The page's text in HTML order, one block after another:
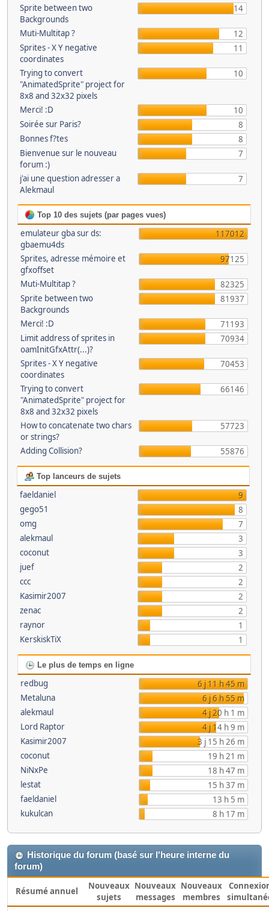
Sprite between two
Backgrounds
14
Muti-Multitap ?
12
Sprites - X Y negative
coordinates
11
Trying to convert
"AnimatedSprite" project for
8x8 and 32x32 pixels
10
Merci! :D
10
Soirée sur Paris?
8
Bonnes f?tes
8
Bienvenue sur le nouveau
forum :)
7
j'ai une question adresser a
Alekmaul
7
Top 10 des sujets (par pages vues)
emulateur gba sur ds:
gbaemu4ds
117012
Sprites, adresse mémoire et
gfxoffset
97125
Muti-Multitap ?
82325
Sprite between two
Backgrounds
81937
Merci! :D
71193
Limit address of sprites in
oamInitGfxAttr(...)?
70934
Sprites - X Y negative
coordinates
70453
Trying to convert
"AnimatedSprite" project for
8x8 and 32x32 pixels
66146
How to concatenate two chars
or strings?
57723
Adding Collision? 55876
Top lanceurs de sujets
faeldaniel
9
gego51
8
omg
7
alekmaul
3
coconut
3
juef
2
ccc
2
Kasimir2007
2
zenac
2
raynor
1
KerskiskTiX
1
Le plus de temps en ligne
redbug
6 j 11 h 45 m
Metaluna
6 j 6 h 55 m
alekmaul
4 j 20 h 1 m
Lord Raptor
4 j 14 h 9 m
Kasimir2007
3 j 15 h 26 m
coconut
19 h 21 m
NiNxPe
18 h 47 m
lestat
15 h 37 m
faeldaniel
13 h 5 m
kukulcan
8 h 17 m
Historique du forum (basé sur l'heure interne du
forum)
Résumé annuel
Nouveaux
sujets
Nouveaux
messages
Nouveaux
membres